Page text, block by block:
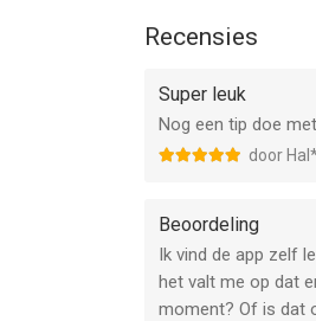
Recensies
Super leuk
Nog een tip doe
door
Beoordeling
Ik vind de app zelf
het valt me op dat
moment? Of is dat